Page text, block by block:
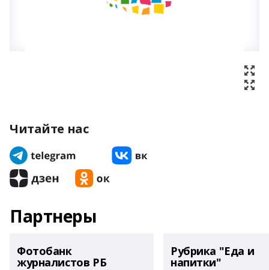
Читайте нас
Партнеры
Фотобанк
журналистов РБ
Рубрика "Еда и
напитки"